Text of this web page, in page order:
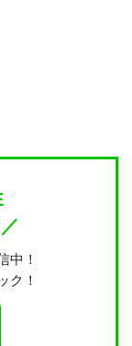
中！
ク！